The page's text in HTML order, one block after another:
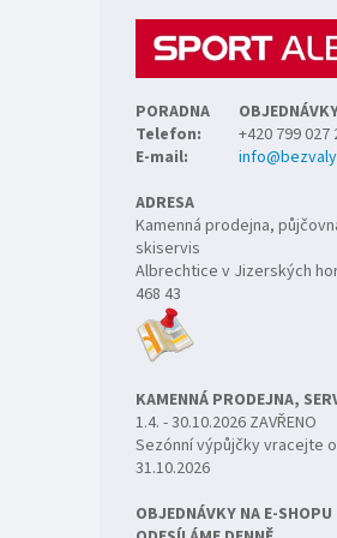
PORADNA
Telefon:
+420 799 027
E-mail:
ADRESA
Kamenná prodejna,
skiservis
Albrechtice v Jizerských
468 43
KAMENNÁ PRODEJNA,
1.4. - 30.10.2026 ZAVŘENO
Sezónní výpůjčky vracejte
31.10.2026
OBJEDNÁVKY NA E-SHOPU